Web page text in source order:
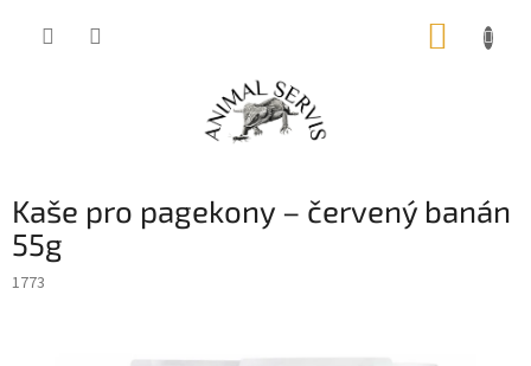
Kaše pro pagekony – červený banán
55g
1773